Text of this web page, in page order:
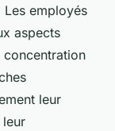
employés
aspects
concentration
leur
leur